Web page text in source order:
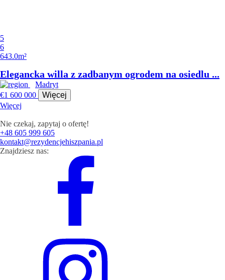
5
6
643.0m²
Elegancka willa z zadbanym ogrodem na osiedlu ...
Madryt
€1 600 000
Więcej
Więcej
Nie czekaj, zapytaj o ofertę!
+48 605 999 605
kontakt@rezydencjehiszpania.pl
Znajdziesz nas: